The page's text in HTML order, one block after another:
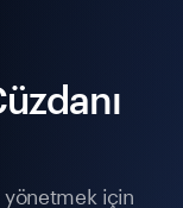
yönetmek için